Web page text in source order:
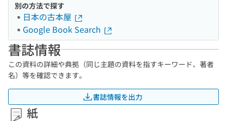
別の方法で探す
日本の古本屋
Google Book Search
書誌情報
この資料の詳細や典拠（同じ主題の資料を指すキーワード、著者
名）等を確認できます。
書誌情報を出力
紙